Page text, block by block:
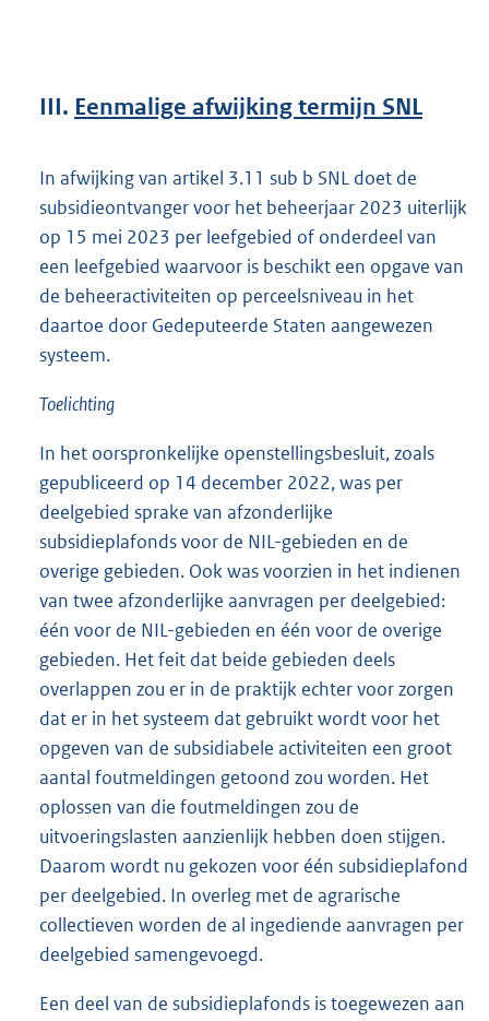
III. Eenmalige afwijking termijn SNL
In afwijking van artikel 3.11 sub b SNL doet de
subsidieontvanger voor het beheerjaar 2023 uiterlijk
op 15 mei 2023 per leefgebied of onderdeel van
een leefgebied waarvoor is beschikt een opgave van
de beheeractiviteiten op perceelsniveau in het
daartoe door Gedeputeerde Staten aangewezen
systeem.
Toelichting
In het oorspronkelijke openstellingsbesluit, zoals
gepubliceerd op 14 december 2022, was per
deelgebied sprake van afzonderlijke
subsidieplafonds voor de NIL-gebieden en de
overige gebieden. Ook was voorzien in het indienen
van twee afzonderlijke aanvragen per deelgebied:
één voor de NIL-gebieden en één voor de overige
gebieden. Het feit dat beide gebieden deels
overlappen zou er in de praktijk echter voor zorgen
dat er in het systeem dat gebruikt wordt voor het
opgeven van de subsidiabele activiteiten een groot
aantal foutmeldingen getoond zou worden. Het
oplossen van die foutmeldingen zou de
uitvoeringslasten aanzienlijk hebben doen stijgen.
Daarom wordt nu gekozen voor één subsidieplafond
per deelgebied. In overleg met de agrarische
collectieven worden de al ingediende aanvragen per
deelgebied samengevoegd.
Een deel van de subsidieplafonds is toegewezen aan